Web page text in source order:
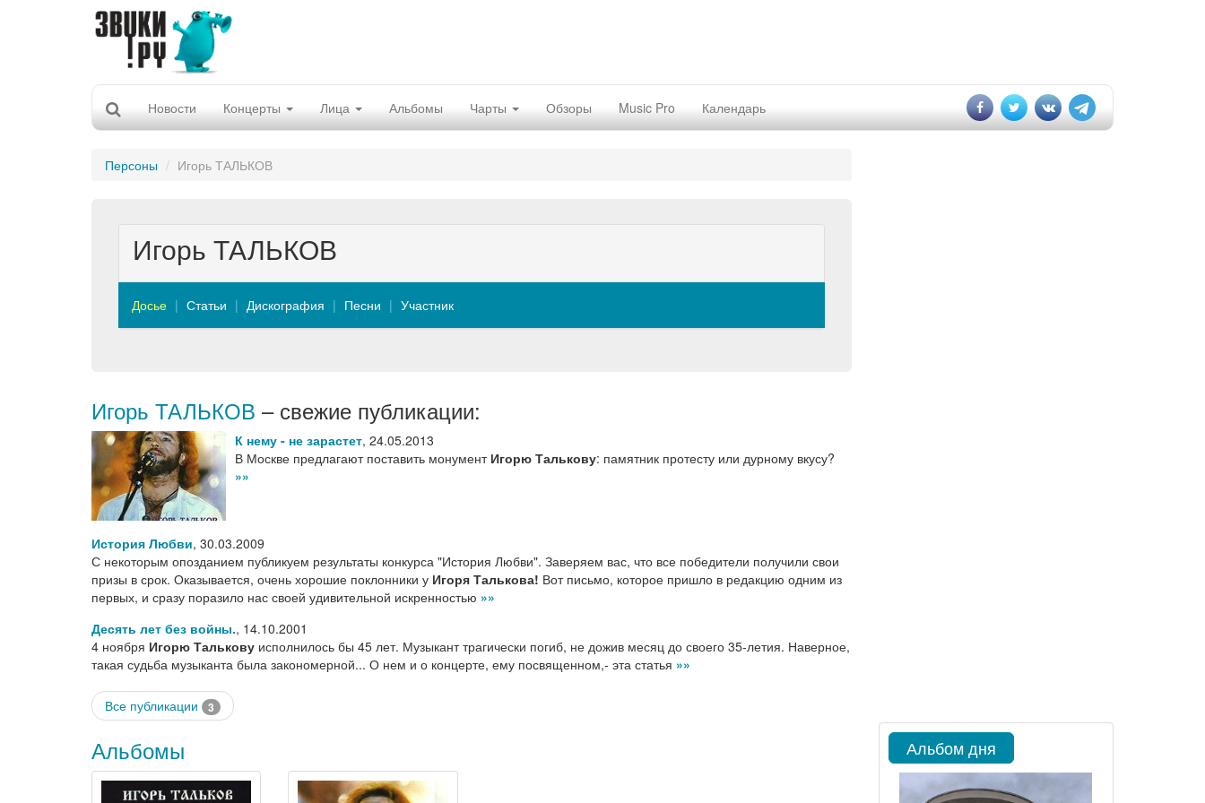
Новости Концерты Лица Альбомы Чарты Обзоры Music Pro Календарь
Персоны Игорь ТАЛЬКОВ
Игорь ТАЛЬКОВ
Досье Статьи Дискография Песни Участник
Игорь ТАЛЬКОВ – свежие публикации:
К нему - не зарастет, 24.05.2013
В Москве предлагают поставить монумент Игорю Талькову: памятник протесту или дурному вкусу?
»»
История Любви, 30.03.2009
С некоторым опозданием публикуем результаты конкурса "История Любви". Заверяем вас, что все победители получили свои
призы в срок. Оказывается, очень хорошие поклонники у Игоря Талькова! Вот письмо, которое пришло в редакцию одним из
первых, и сразу поразило нас своей удивительной искренностью »»
Десять лет без войны., 14.10.2001
4 ноября Игорю Талькову исполнилось бы 45 лет. Музыкант трагически погиб, не дожив месяц до своего 35-летия. Наверное,
такая судьба музыканта была закономерной... О нем и о концерте, ему посвященном,- эта статья »»
Все публикации 3
Альбомы Альбом дня